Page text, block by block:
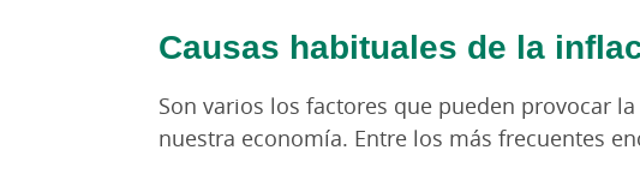
Causas habituales de la
Son varios los factores que pueden provocar
nuestra economía. Entre los más frecuentes